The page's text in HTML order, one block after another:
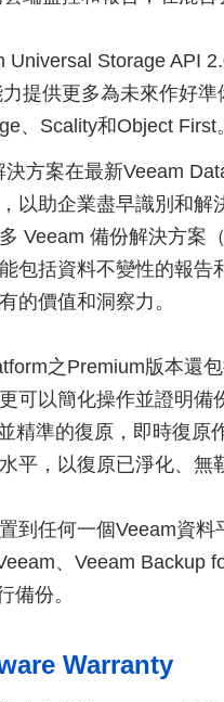
Universal Storage API
提供更多為未來作好
、Scality和Object First
方案在最新Veeam
以助企業盡早識別和
Veeam 備份解決方案
包括資料不變性的報
的價值和洞察力。
之Premium版本還
可以簡化操作並證明備
精準的復原，即時復原
平，以復原已淨化、無
到任何一個Veeam資
、Veeam Backup
備份。
Warranty